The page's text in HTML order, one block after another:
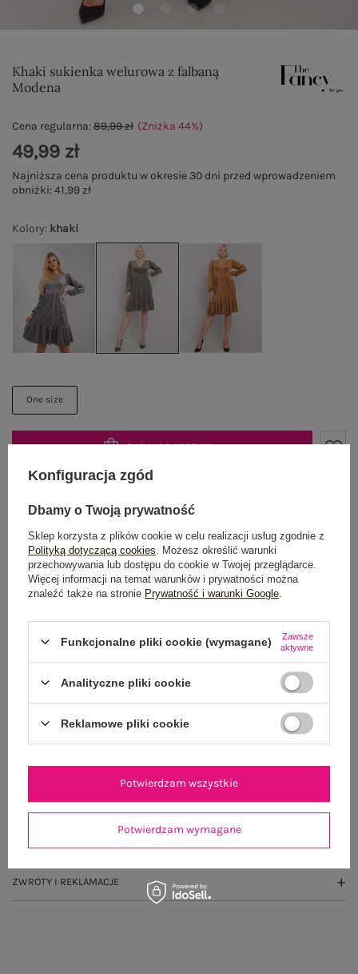
Khaki sukienka welurowa z falbaną
Modena
Kolory: khaki
One size
Cena regularna:89,99 zł (Zniżka 44%)
49,99 zł
Najniższa cena produktu w okresie 30 dni przed wprowadzeniem
obniżki:41,99 zł
DODAJ DO KOSZYKA
Możesz kupić także poprzez:
Dostawaod 7,99 zł
Do darmowej dostawy brakuje 200,00 zł
Wysyłkajutro
OPIS PRODUKTU
GŁÓWNE PARAMETRY
OPINIE O PRODUKCIE (0)
ZWROTY I REKLAMACJE
Konfiguracja zgód
Dbamy o Twoją prywatność
Sklep korzysta z plików cookie w celu realizacji usług zgodnie z
Polityką dotyczącą cookies . Możesz określić warunki
przechowywania lub dostępu do cookie w Twojej przeglądarce.
Więcej informacji na temat warunków i prywatności można
znaleźć także na stronie Prywatność i warunki Google
Funkcjonalne pliki cookie (wymagane)
Zawsze
aktywne
Analityczne pliki cookie
Reklamowe pliki cookie
Potwierdzam wymagane
Potwierdzam wszystkie